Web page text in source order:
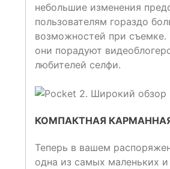
небольшие изменения
пользователям гораздо
возможностей при съемке.
они порадуют
любителей селфи.
КОМПАКТНАЯ
Теперь в вашем
одна из самых маленьких